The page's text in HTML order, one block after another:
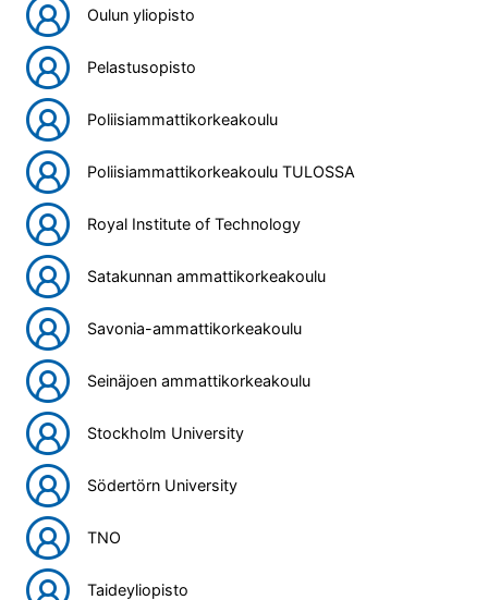
Oulun yliopisto
Pelastusopisto
Poliisiammattikorkeakoulu
Poliisiammattikorkeakoulu TULOSSA
Royal Institute of Technology
Satakunnan ammattikorkeakoulu
Savonia-ammattikorkeakoulu
Seinäjoen ammattikorkeakoulu
Stockholm University
Södertörn University
TNO
Taideyliopisto